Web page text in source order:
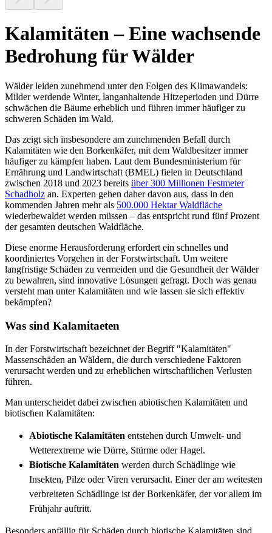
Kalamitäten – Eine wachsende
Bedrohung für Wälder
Wälder leiden zunehmend unter den Folgen des Klimawandels:
Milder werdende Winter, langanhaltende Hitzeperioden und Dürre
schwächen die Bäume erheblich und führen immer häufiger zu
schweren Schäden im Wald.
Das zeigt sich insbesondere am zunehmenden Befall durch
Kalamitäten wie den Borkenkäfer, mit dem Waldbesitzer immer
häufiger zu kämpfen haben. Laut dem Bundesministerium für
Ernährung und Landwirtschaft (BMEL) fielen in Deutschland
zwischen 2018 und 2023 bereits über 300 Millionen Festmeter
Schadholz an. Experten gehen daher davon aus, dass in den
kommenden Jahren mehr als 500.000 Hektar Waldfläche
wiederbewaldet werden müssen – das entspricht rund fünf Prozent
der gesamten deutschen Waldfläche.
Diese enorme Herausforderung erfordert ein schnelles und
koordiniertes Vorgehen in der Forstwirtschaft. Um weitere
langfristige Schäden zu vermeiden und die Gesundheit der Wälder
zu bewahren, sind innovative Lösungen gefragt. Doch was genau
versteht man unter Kalamitäten und wie lassen sie sich effektiv
bekämpfen?
Was sind Kalamitaeten
In der Forstwirtschaft bezeichnet der Begriff "Kalamitäten"
Massenschäden an Wäldern, die durch verschiedene Faktoren
verursacht werden und zu erheblichen wirtschaftlichen Verlusten
führen.
Man unterscheidet dabei zwischen abiotischen Kalamitäten und
biotischen Kalamitäten:
Abiotische Kalamitäten entstehen durch Umwelt- und
Wetterextreme wie Dürre, Stürme oder Hagel.
Biotische Kalamitäten werden durch Schädlinge wie
Insekten, Pilze oder Viren verursacht. Einer der am weitesten
verbreiteten Schädlinge ist der Borkenkäfer, der vor allem im
Frühjahr auftritt.